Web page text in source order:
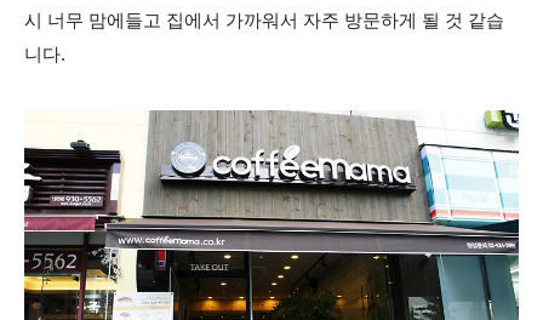
시 너무 맘에들고 집에서 가까워서 자주 방문하게 될 것 같습
니다.